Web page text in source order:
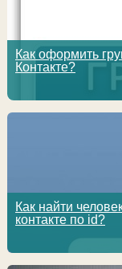
Как оформить
Контакте?
Как найти
контакте по id?